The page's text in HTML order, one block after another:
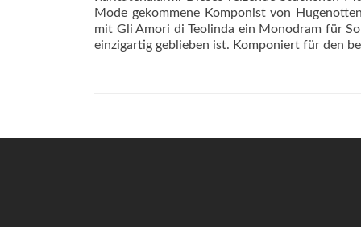
Mode gekom­mene Komponist von
mit Gli Amori di Teolinda ein Mo­nodram für
einzigartig geblieben ist. Komponiert für den